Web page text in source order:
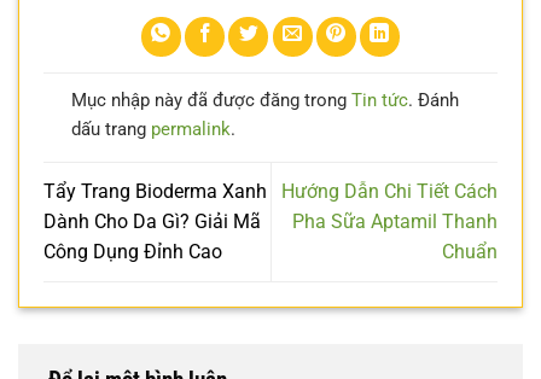
Mục nhập này đã được đăng trong Tin tức. Đánh
dấu trang permalink.
Tẩy Trang Bioderma Xanh
Dành Cho Da Gì? Giải Mã
Công Dụng Đỉnh Cao
Hướng Dẫn Chi Tiết Cách
Pha Sữa Aptamil Thanh
Chuẩn